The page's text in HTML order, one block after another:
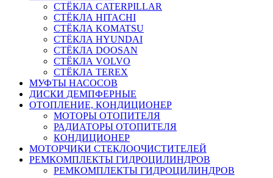
СТЁКЛА CATERPILLAR
СТЁКЛА HITACHI
СТЁКЛА KOMATSU
СТЁКЛА HYUNDAI
СТЁКЛА DOOSAN
СТЁКЛА VOLVO
СТЁКЛА TEREX
МУФТЫ НАСОСОВ
ДИСКИ ДЕМПФЕРНЫЕ
ОТОПЛЕНИЕ, КОНДИЦИОНЕР
МОТОРЫ ОТОПИТЕЛЯ
РАДИАТОРЫ ОТОПИТЕЛЯ
КОНДИЦИОНЕР
МОТОРЧИКИ СТЕКЛООЧИСТИТЕЛЕЙ
РЕМКОМПЛЕКТЫ ГИДРОЦИЛИНДРОВ
РЕМКОМПЛЕКТЫ ГИДРОЦИЛИНДРОВ